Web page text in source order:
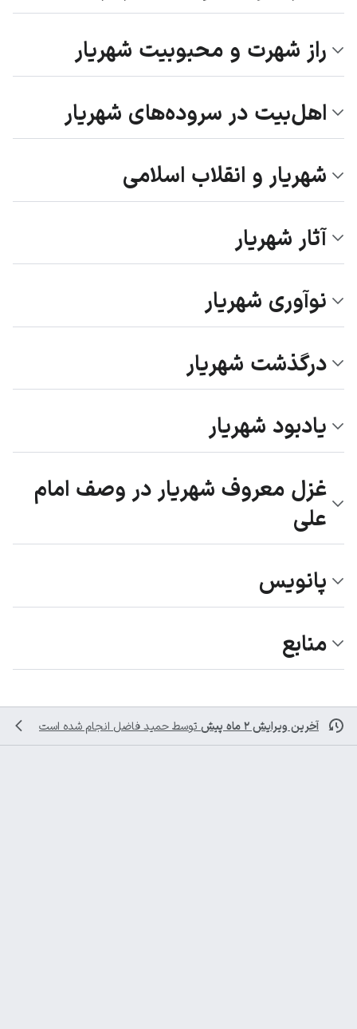
راز شهرت و محبوبیت شهریار
اهل‌بیت در سروده‌های شهریار
شهریار و انقلاب اسلامی
آثار شهریار
نوآوری شهریار
درگذشت شهریار
یادبود شهریار
غزل معروف شهریار در وصف امام
علی
پانویس
منابع
آخرین ویرایش ۲ ماه پیش توسط حمید فاضل انجام شده است